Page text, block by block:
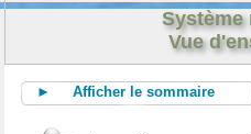
Système
Vue
► Afficher le sommaire